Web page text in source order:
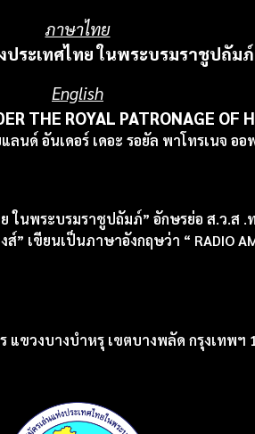
ภาษาไทย
ระเทศไทย ในพระบรมราชูปถัม
English
THE ROYAL PATRONAGE OF
ลนด์ อันเดอร์ เดอะ รอยัล พาโทรเนจ อ
พระบรมราชูปถัมภ์” อักษรย่อ ส.ว.ส .ท
ขียนเป็นภาษาอังกฤษว่า “ RADIO
ขวงบางบำหรุ เขตบางพลัด กรุงเทพฯ